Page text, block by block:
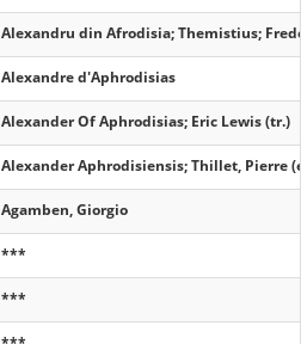
Alexandru din Afrodisia; Themistius;
Alexandre d'Aphrodisias
Alexander Of Aphrodisias; Eric Lewis (tr.)
Alexander Aphrodisiensis; Thillet, Pierre
Agamben, Giorgio
***
***